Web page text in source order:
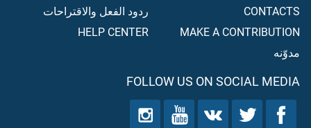
CONTACTS
MAKE A CONTRIBUTION
مدوّنه
ردود الفعل والاقتراحات
HELP CENTER
FOLLOW US ON SOCIAL MEDIA